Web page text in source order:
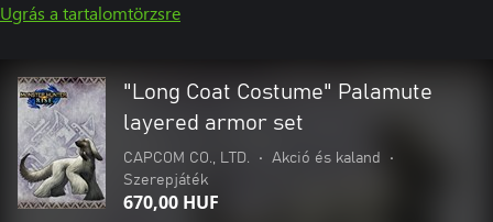
Ugrás a tartalomtörzsre
"Long Coat Costume" Palamute
layered armor set
CAPCOM CO., LTD. • Akció és kaland
•
Szerepjáték
670,00 HUF